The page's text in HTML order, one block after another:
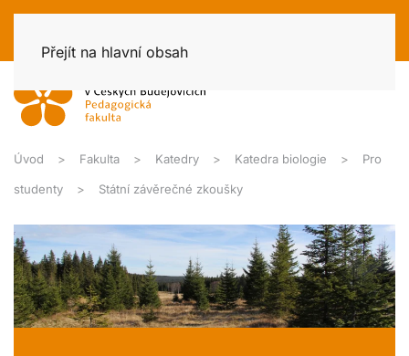
Přejít na hlavní obsah
Úvod Fakulta Katedry Katedra biologie Pro
studenty Státní závěrečné zkoušky